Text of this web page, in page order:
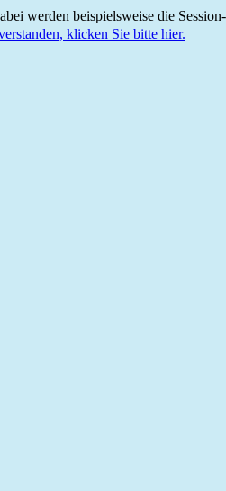
werden beispielsweise die
klicken Sie bitte hier.